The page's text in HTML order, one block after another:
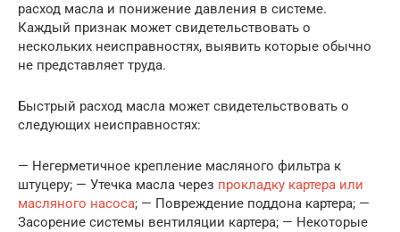
расход масла и понижение давления в системе.
Каждый признак может свидетельствовать о
нескольких неисправностях, выявить которые обычно
не представляет труда.
Быстрый расход масла может свидетельствовать о
следующих неисправностях:
— Негерметичное крепление масляного фильтра к
штуцеру; — Утечка масла через прокладку картера или
масляного насоса; — Повреждение поддона картера; —
Засорение системы вентиляции картера; — Некоторые